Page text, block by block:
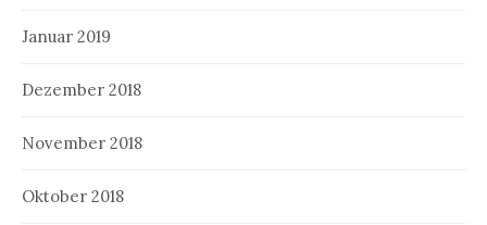
Januar 2019
Dezember 2018
November 2018
Oktober 2018